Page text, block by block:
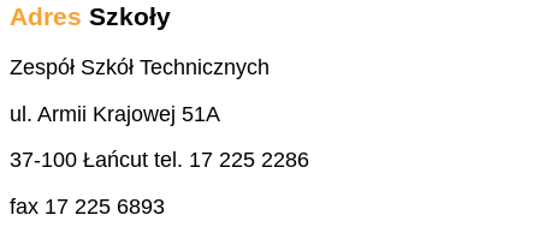
Adres Szkoły
Zespół Szkół Technicznych
ul. Armii Krajowej 51A
37-100 Łańcut tel. 17 225 2286
fax 17 225 6893